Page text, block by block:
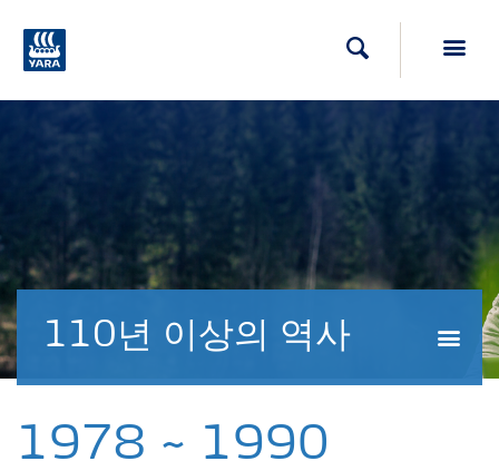
검색
110년 이상의 역사
1978 ~ 1990